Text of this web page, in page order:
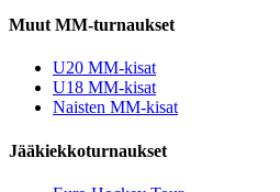
Muut MM-turnaukset
U20 MM-kisat
U18 MM-kisat
Naisten MM-kisat
Jääkiekkoturnaukset